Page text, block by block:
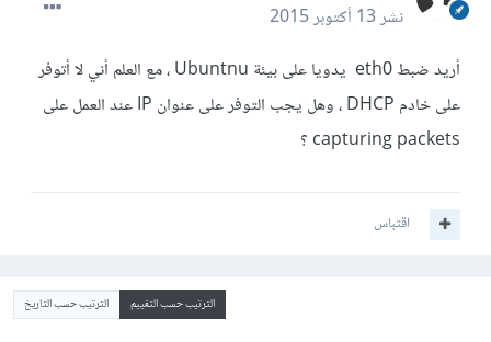
نشر13 أكتوبر 2015
أريد ضبط eth0 يدويا على بيئة Ubuntnu ، مع العلم أني لا أتوفر
على خادم DHCP ، وهل يجب التوفر على عنوان IP عند العمل على
capturing packets ؟
اقتباس
الترتيب حسب التقييم الترتيب حسب التاريخ